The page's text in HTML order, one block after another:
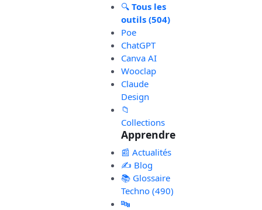
🔍 Tous les
outils (504)
Poe
ChatGPT
Canva AI
Wooclap
Claude
Design
📁
Collections
Apprendre
📰 Actualités
✍️ Blog
📚 Glossaire
Techno (490)
🔤